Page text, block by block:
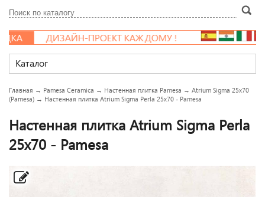
ДИЗАЙН-ПРОЕКТ КАЖДОМУ !
Каталог
Главная → Pamesa Ceramica → Настенная плитка Pamesa → Atrium Sigma 25x70
(Pamesa) → Настенная плитка Atrium Sigma Perla 25x70 - Pamesa
Настенная плитка Atrium Sigma Perla
25x70 - Pamesa